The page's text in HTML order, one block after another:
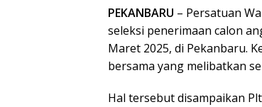
PEKANBARU – Persatuan
seleksi penerimaan calon
Maret 2025, di Pekanbaru.
bersama yang melibatkan
Hal tersebut disampaikan